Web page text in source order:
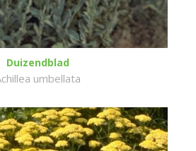
Duizendblad
umbellata